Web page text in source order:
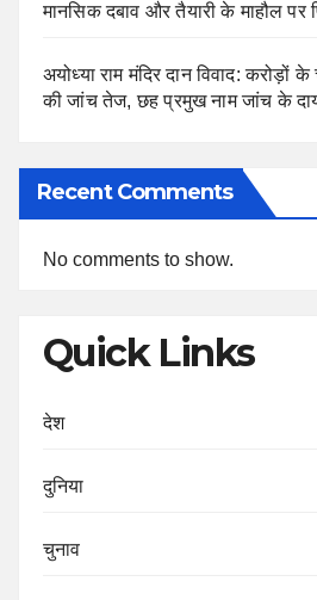
मानसिक दबाव और तैयारी के माहौल पर
अयोध्या राम मंदिर दान विवाद: करोड़ों
की जांच तेज, छह प्रमुख नाम जांच के
Recent Comments
No comments to show.
Quick Links
देश
दुनिया
चुनाव